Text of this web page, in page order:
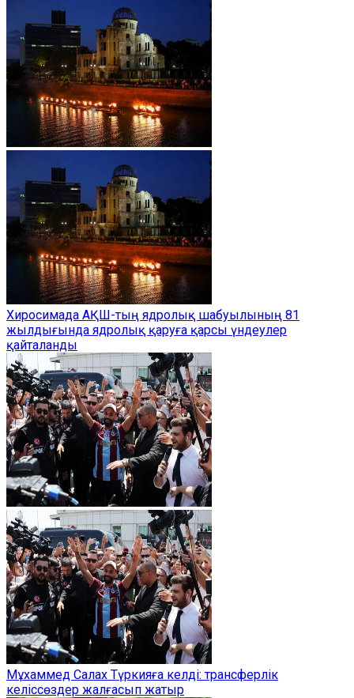
Хиросимада АҚШ-тың ядролық шабуылының 81
жылдығында ядролық қаруға қарсы үндеулер
қайталанды
Мұхаммед Салах Түркияға келді: трансферлік
келіссөздер жалғасып жатыр